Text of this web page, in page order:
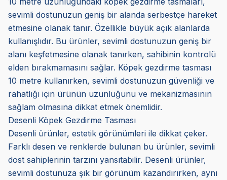
sevimli dostunuzun geniş bir alanda serbestçe hareket
etmesine olanak tanır. Özellikle büyük açık alanlarda
kullanışlıdır. Bu ürünler, sevimli dostunuzun geniş bir
alanı keşfetmesine olanak tanırken, sahibinin kontrolü
elden bırakmamasını sağlar. Köpek gezdirme tasması
10 metre kullanırken, sevimli dostunuzun güvenliği ve
rahatlığı için ürünün uzunluğunu ve mekanizmasının
sağlam olmasına dikkat etmek önemlidir.
Desenli Köpek Gezdirme Tasması
Desenli ürünler, estetik görünümleri ile dikkat çeker.
Farklı desen ve renklerde bulunan bu ürünler, sevimli
dost sahiplerinin tarzını yansıtabilir. Desenli ürünler,
sevimli dostunuza şık bir görünüm kazandırırken, aynı